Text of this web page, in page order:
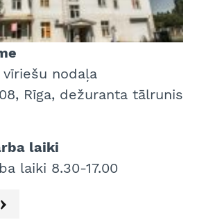
nodaļa
Rīga, dežuranta tālrunis
laiki
laiki 8.30-17.00